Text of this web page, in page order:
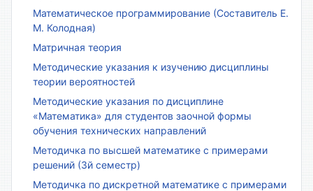
Математическое программирование (Составитель Е.
М. Колодная)
Матричная теория
Методические указания к изучению дисциплины
теории вероятностей
Методические указания по дисциплине
«Математика» для студентов заочной формы
обучения технических направлений
Методичка по высшей математике с примерами
решений (3й семестр)
Методичка по дискретной математике с примерами